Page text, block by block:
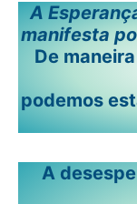
A
manifesta
De
podemos
A